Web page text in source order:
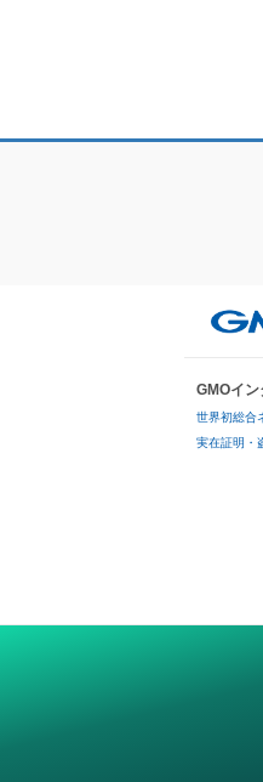
GMOイ
世界初総合
実在証明・